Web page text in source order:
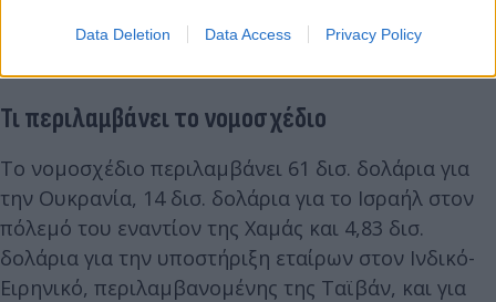
Data Deletion Data Access Privacy Policy
εισροή αριθμού ρεκόρ μεταναστών κατά μήκος των
συνόρων των ΗΠΑ με το Μεξικό.
Τι περιλαμβάνει το νομοσχέδιο
Το νομοσχέδιο περιλαμβάνει 61 δισ. δολάρια για
την Ουκρανία, 14 δισ. δολάρια για το Ισραήλ στον
πόλεμό του εναντίον της Χαμάς και 4,83 δισ.
δολάρια για την υποστήριξη εταίρων στον Ινδικό-
Ειρηνικό, περιλαμβανομένης της Ταϊβάν, και για